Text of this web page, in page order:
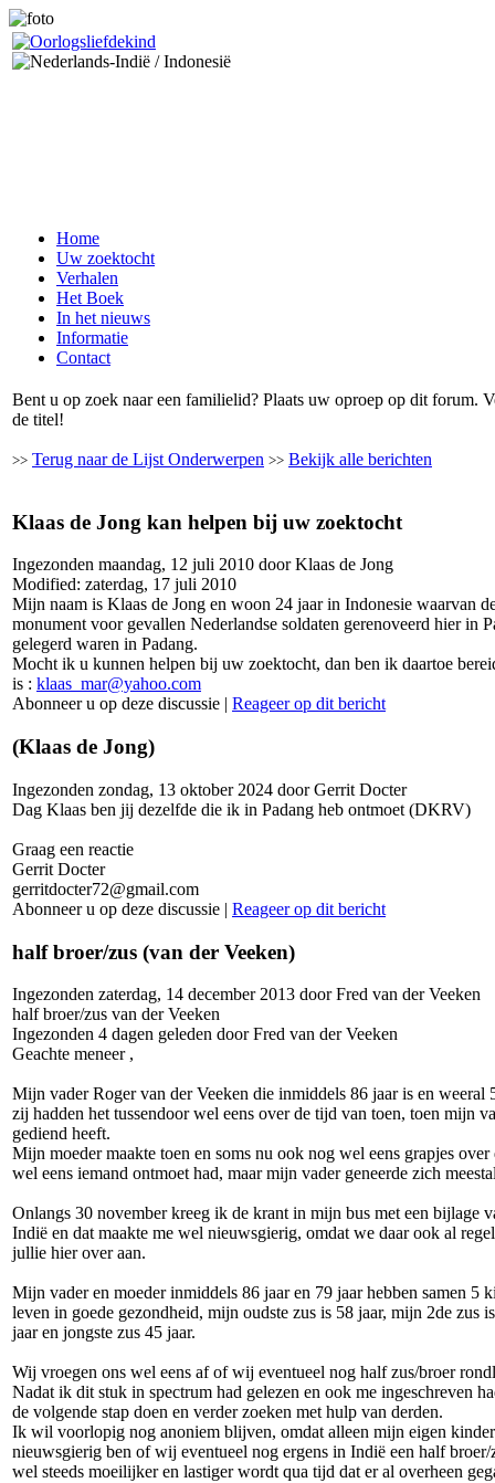
Home
Uw zoektocht
Verhalen
Het Boek
In het nieuws
Informatie
Contact
Bent u op zoek naar een familielid? Plaats uw oproep op dit forum.
de titel!
>> Terug naar de Lijst Onderwerpen >> Bekijk alle berichten
Klaas de Jong kan helpen bij uw zoektocht
Ingezonden maandag, 12 juli 2010 door Klaas de Jong
Modified: zaterdag, 17 juli 2010
Mijn naam is Klaas de Jong en woon 24 jaar in Indonesie waarvan
monument voor gevallen Nederlandse soldaten gerenoveerd hier in
gelegerd waren in Padang.
Mocht ik u kunnen helpen bij uw zoektocht, dan ben ik daartoe
is : klaas_mar@yahoo.com
Abonneer u op deze discussie | Reageer op dit bericht
(Klaas de Jong)
Ingezonden zondag, 13 oktober 2024 door Gerrit Docter
Dag Klaas ben jij dezelfde die ik in Padang heb ontmoet (DKRV)
Graag een reactie
Gerrit Docter
gerritdocter72@gmail.com
Abonneer u op deze discussie | Reageer op dit bericht
half broer/zus (van der Veeken)
Ingezonden zaterdag, 14 december 2013 door Fred van der Veeken
half broer/zus van der Veeken
Ingezonden 4 dagen geleden door Fred van der Veeken
Geachte meneer ,
Mijn vader Roger van der Veeken die inmiddels 86 jaar is en
zij hadden het tussendoor wel eens over de tijd van toen, toen mijn
gediend heeft.
Mijn moeder maakte toen en soms nu ook nog wel eens grapjes
wel eens iemand ontmoet had, maar mijn vader geneerde zich
Onlangs 30 november kreeg ik de krant in mijn bus met een bijlage
Indië en dat maakte me wel nieuwsgierig, omdat we daar ook al
jullie hier over aan.
Mijn vader en moeder inmiddels 86 jaar en 79 jaar hebben samen 5
leven in goede gezondheid, mijn oudste zus is 58 jaar, mijn 2de zus
jaar en jongste zus 45 jaar.
Wij vroegen ons wel eens af of wij eventueel nog half zus/broer
Nadat ik dit stuk in spectrum had gelezen en ook me ingeschreven
de volgende stap doen en verder zoeken met hulp van derden.
Ik wil voorlopig nog anoniem blijven, omdat alleen mijn eigen
nieuwsgierig ben of wij eventueel nog ergens in Indië een half
wel steeds moeilijker en lastiger wordt qua tijd dat er al overheen